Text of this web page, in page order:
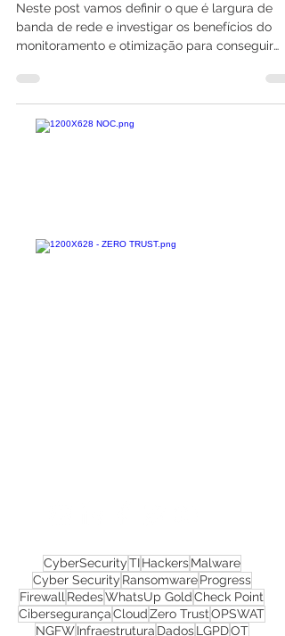
otimizar?
Neste post vamos definir o que é largura de
monitoramento e otimização para conseguir
CyberSecurityTIHackersMalware
Cyber Security RansomwareProgress
FirewallRedesWhatsUp Gold Check Point